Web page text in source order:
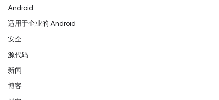
Android
适用于企业的 Android
安全
源代码
新闻
博客